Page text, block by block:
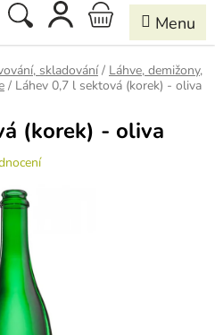
Hledat
NÁKUPNÍ
KOŠÍK
skladování / Láhve, demižony,
/ Láhev 0,7 l sektová (korek) - oliva
(korek) - oliva